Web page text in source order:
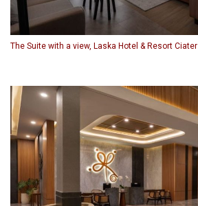
The Suite with a view, Laska Hotel & Resort Ciater